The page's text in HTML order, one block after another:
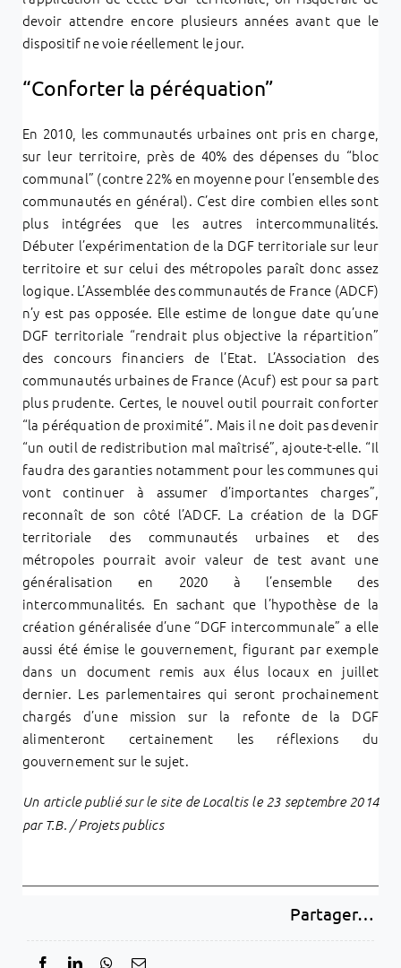
devoir attendre encore plusieurs années avant que le
dispositif ne voie réellement le jour.
“Conforter la péréquation”
En 2010, les communautés urbaines ont pris en charge,
sur leur territoire, près de 40% des dépenses du “bloc
communal” (contre 22% en moyenne pour l’ensemble des
communautés en général). C’est dire combien elles sont
plus intégrées que les autres intercommunalités.
Débuter l’expérimentation de la DGF territoriale sur leur
territoire et sur celui des métropoles paraît donc assez
logique. L’Assemblée des communautés de France (ADCF)
n’y est pas opposée. Elle estime de longue date qu’une
DGF territoriale “rendrait plus objective la répartition”
des concours financiers de l’Etat. L’Association des
communautés urbaines de France (Acuf) est pour sa part
plus prudente. Certes, le nouvel outil pourrait conforter
“la péréquation de proximité”. Mais il ne doit pas devenir
“un outil de redistribution mal maîtrisé”, ajoute-t-elle. “Il
faudra des garanties notamment pour les communes qui
vont continuer à assumer d’importantes charges”,
reconnaît de son côté l’ADCF. La création de la DGF
territoriale des communautés urbaines et des
métropoles pourrait avoir valeur de test avant une
généralisation en 2020 à l’ensemble des
intercommunalités. En sachant que l’hypothèse de la
création généralisée d’une “DGF intercommunale” a elle
aussi été émise le gouvernement, figurant par exemple
dans un document remis aux élus locaux en juillet
dernier. Les parlementaires qui seront prochainement
chargés d’une mission sur la refonte de la DGF
alimenteront certainement les réflexions du
gouvernement sur le sujet.
Un article publié sur le site de Localtis le 23 septembre 2014
par T.B. / Projets publics
Partager…